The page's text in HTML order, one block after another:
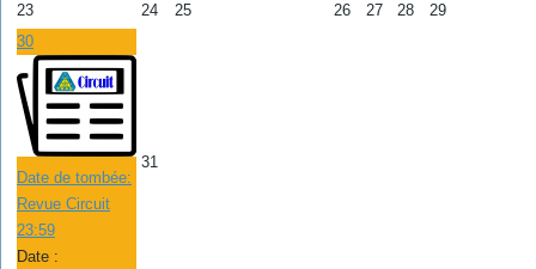
23
24 25 26 27 28
29
30
Date de tombée:
Revue Circuit
23:59
Date :
31